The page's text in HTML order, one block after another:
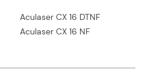
Aculaser CX 16 DTNF
Aculaser CX 16 NF